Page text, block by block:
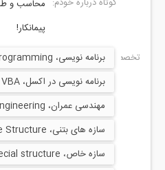
محاسب و
پیمانکار!
تخصص ها:برنامه نویسی، Computer Programming
برنامه نویسی در اکسل، VBA
مهندسی عمران، Civil Engineering
سازه های بتنی، Concrete Structure
سازه خاص، Special structure